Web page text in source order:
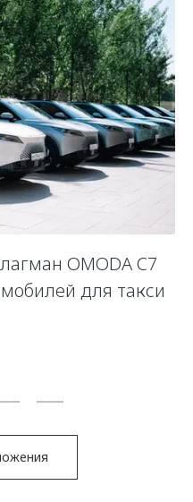
OMODA C7
для такси